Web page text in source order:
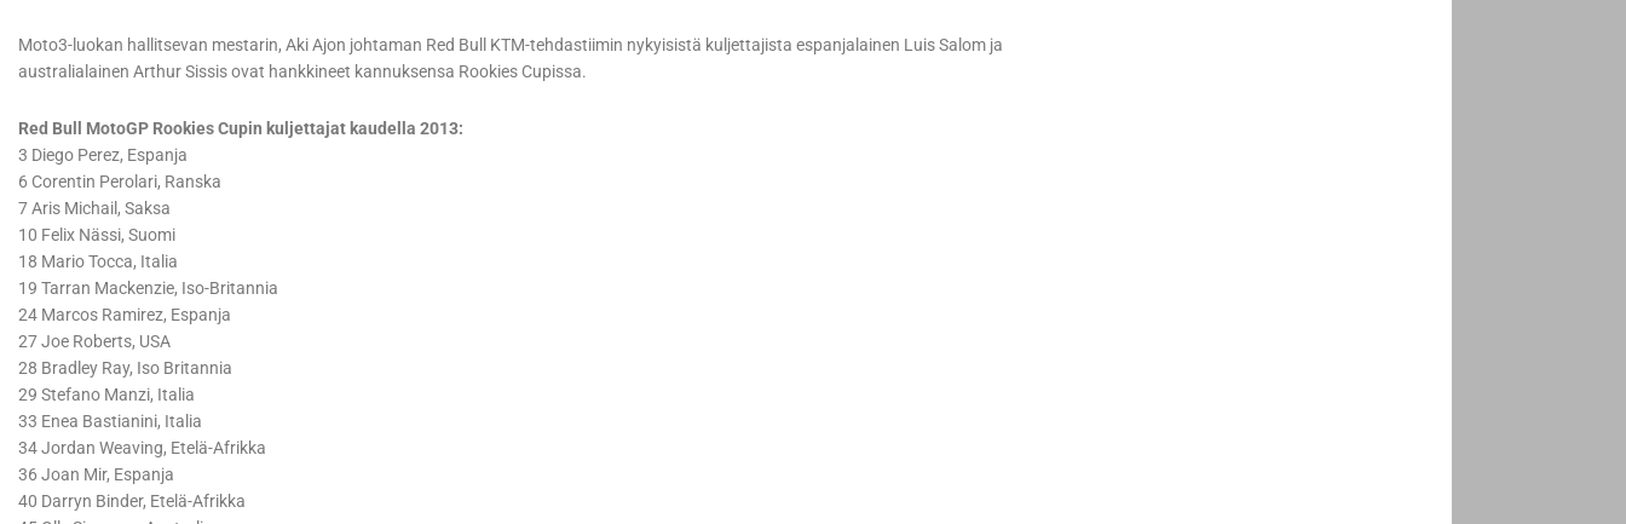
Moto3-luokan hallitsevan mestarin, Aki Ajon johtaman Red Bull KTM-tehdastiimin nykyisistä kuljettajista espanjalainen Luis Salom ja
australialainen Arthur Sissis ovat hankkineet kannuksensa Rookies Cupissa.
Red Bull MotoGP Rookies Cupin kuljettajat kaudella 2013:
3 Diego Perez, Espanja
6 Corentin Perolari, Ranska
7 Aris Michail, Saksa
10 Felix Nässi, Suomi
18 Mario Tocca, Italia
19 Tarran Mackenzie, Iso-Britannia
24 Marcos Ramirez, Espanja
27 Joe Roberts, USA
28 Bradley Ray, Iso Britannia
29 Stefano Manzi, Italia
33 Enea Bastianini, Italia
34 Jordan Weaving, Etelä-Afrikka
36 Joan Mir, Espanja
40 Darryn Binder, Etelä-Afrikka